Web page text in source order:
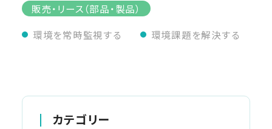
販売・リース（部品・製品）
環境を常時監視する
環境課題を解決する
カテゴリー